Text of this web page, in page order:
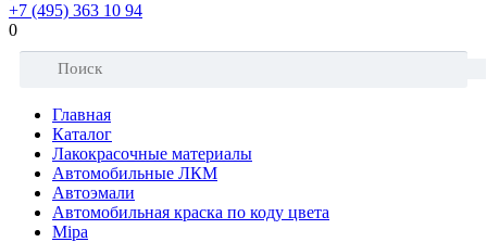
+7 (495) 363 10 94
0
Главная
Каталог
Лакокрасочные материалы
Автомобильные ЛКМ
Автоэмали
Автомобильная краска по коду цвета
Mipa